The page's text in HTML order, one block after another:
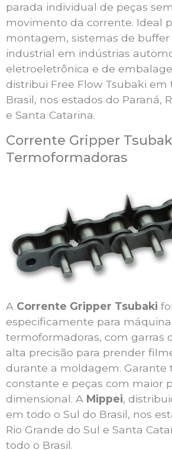
parada individual de peças
movimento da corrente. Ideal
montagem, sistemas de
industrial em indústrias
eletroeletrônica e de
distribui Free Flow Tsubaki em
Brasil, nos estados do Paraná,
e Santa Catarina.
Corrente Gripper
Termoformadoras
A Corrente Gripper Tsubaki
especificamente para
termoformadoras, com garras
alta precisão para prender
durante a moldagem. Garante
constante e peças com maior
dimensional. A Mippei,
em todo o Sul do Brasil, nos
Rio Grande do Sul e Santa
todo o Brasil.